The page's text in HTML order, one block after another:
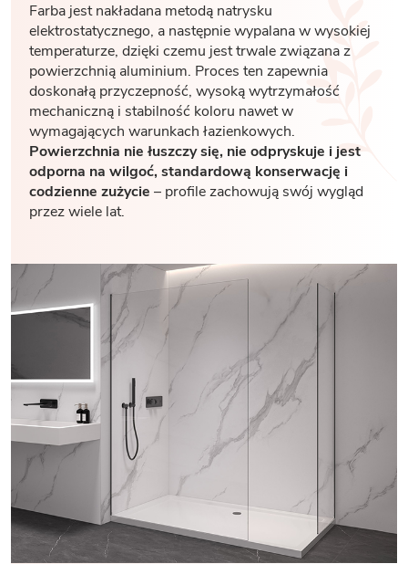
Farba jest nakładana metodą natrysku
elektrostatycznego, a następnie wypalana w wysokiej
temperaturze, dzięki czemu jest trwale związana z
powierzchnią aluminium. Proces ten zapewnia
doskonałą przyczepność, wysoką wytrzymałość
mechaniczną i stabilność koloru nawet w
wymagających warunkach łazienkowych.
Powierzchnia nie łuszczy się, nie odpryskuje i jest
odporna na wilgoć, standardową konserwację i
codzienne zużycie – profile zachowują swój wygląd
przez wiele lat.